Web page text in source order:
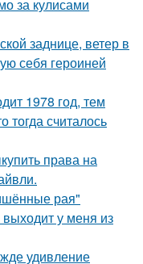
за кулисами
заднице, ветер в
себя героиней
1978 год, тем
тогда считалось
права на
рая"
у меня из
удивление